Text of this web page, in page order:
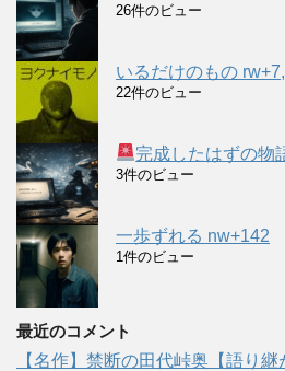
26件のビュー
いるだけのもの
22件のビュー
完成したはずの物
3件のビュー
一歩ずれる nw+142
1件のビュー
最近のコメント
【名作】禁断の田代峠奥【語り